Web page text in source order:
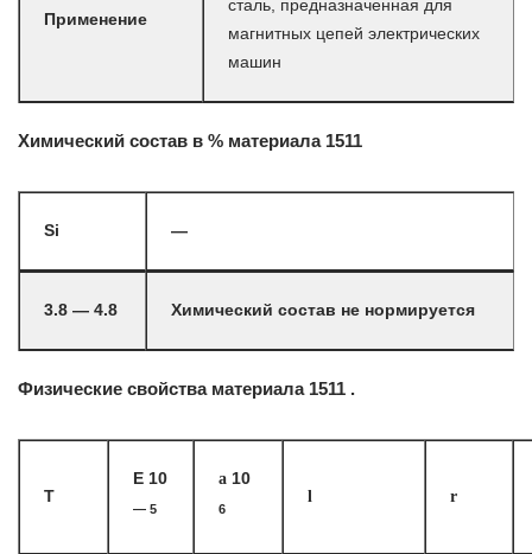
Применение
сталь, предназначенная для
магнитных цепей электрических
машин
Химический состав в % материала 1511
Si —
3.8 — 4.8 Химический состав не нормируется
Физические свойства материала 1511 .
T
E 10
— 5
a 10
6
l r